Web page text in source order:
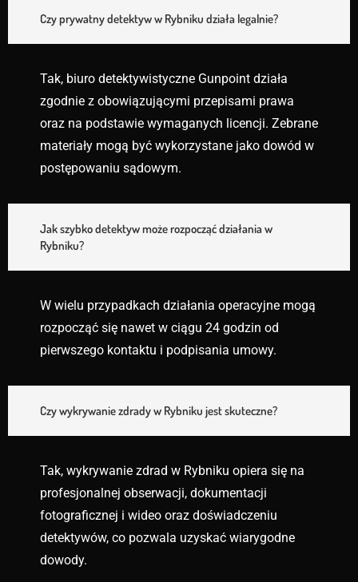
Czy prywatny detektyw w Rybniku działa legalnie?
Tak, biuro detektywistyczne Gunpoint działa
zgodnie z obowiązującymi przepisami prawa
oraz na podstawie wymaganych licencji. Zebrane
materiały mogą być wykorzystane jako dowód w
postępowaniu sądowym.
Jak szybko detektyw może rozpocząć działania w
Rybniku?
W wielu przypadkach działania operacyjne mogą
rozpocząć się nawet w ciągu 24 godzin od
pierwszego kontaktu i podpisania umowy.
Czy wykrywanie zdrady w Rybniku jest skuteczne?
Tak, wykrywanie zdrad w Rybniku opiera się na
profesjonalnej obserwacji, dokumentacji
fotograficznej i wideo oraz doświadczeniu
detektywów, co pozwala uzyskać wiarygodne
dowody.